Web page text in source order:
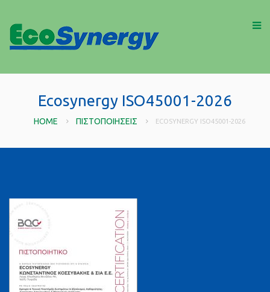
Ecosynergy ISO45001-2026
HOME ΠΙΣΤΟΠΟΙΉΣΕΙΣ ECOSYNERGY ISO45001-2026